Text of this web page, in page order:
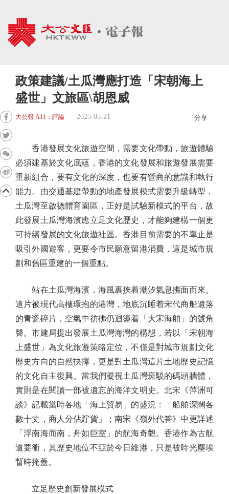
政策建議/土瓜灣應打造「宋朝海上
盛世」文旅區\胡恩威
大公報 A11：評論 2025-05-21 分享
香港發展文化旅遊空間，需要文化帶動，旅遊體驗
必須建基於文化底蘊，香港的文化發展和旅遊發展需要
重新組合，要有文化的深度，也要有營商的意識和執行
能力。由交通基建帶動的地產發展模式需要升級轉型，
土瓜灣至啟德體育園區，正好是試驗新模式的平台，故
此發展土瓜灣海濱應立足文化歷史，才能夠建構一個更
可持續發展的文化旅遊社區。香港目前需要的不單止是
吸引外國遊客，更要令市民願意留港消費，這是城市規
劃和舊區重建的一個重點。
站在土瓜灣海濱，海風裹挾着潮汐氣息拂面而來。
這片被現代高樓環抱的港灣，地底沉睡着宋代商船遺落
的青瓷碎片，空氣中彷彿仍迴盪着「大宋海舶」的號角
聲。市建局提出發展土瓜灣海灣的構想，若以「宋朝海
上盛世」為文化旅遊策略定位，不僅是對城市規劃文化
歷史方向的自然抉擇，更是對土瓜灣這片土地歷史記憶
的文化自主復興。當我們凝視土瓜灣斑駁的碼頭牆體，
實則是在閱讀一部被遺忘的海洋文明史。北宋《萍洲可
談》記載當時各地「海上貿易」的盛況：「船舶深闊各
數十丈，商人分佔貯貨」；南宋《嶺外代答》中更詳述
「浮南海而南，舟如巨室」的航海奇觀。香港作為古航
道要衝，其歷史地位不亞於今日維港，只是被時光塵埃
暫時掩蓋。
立足歷史創新發展模式